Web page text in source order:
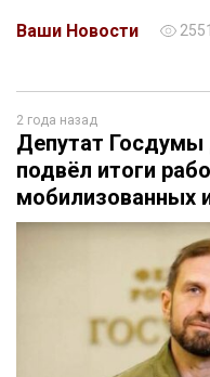
Ваши Новости
2 года назад
Депутат
подвёл итоги
мобилизованных